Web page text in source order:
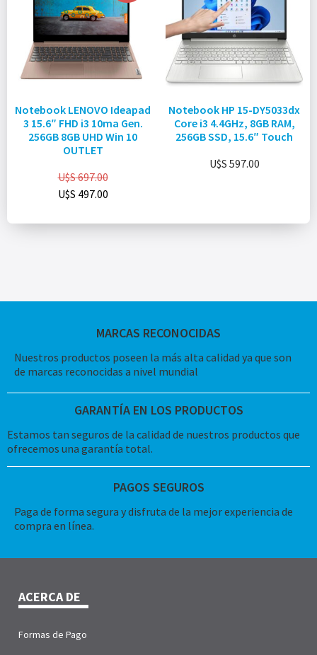
Notebook LENOVO Ideapad
3 15.6″ FHD i3 10ma Gen.
256GB 8GB UHD Win 10
OUTLET
U$S697.00
U$S 497.00
Notebook HP 15-DY5033dx
Core i3 4.4GHz, 8GB RAM,
256GB SSD, 15.6″ Touch
U$S 597.00
MARCAS RECONOCIDAS
Nuestros productos poseen la más alta calidad ya que son
de marcas reconocidas a nivel mundial
GARANTÍA EN LOS PRODUCTOS
Estamos tan seguros de la calidad de nuestros productos que
ofrecemos una garantía total.
PAGOS SEGUROS
Paga de forma segura y disfruta de la mejor experiencia de
compra en línea.
ACERCA DE
Formas de Pago